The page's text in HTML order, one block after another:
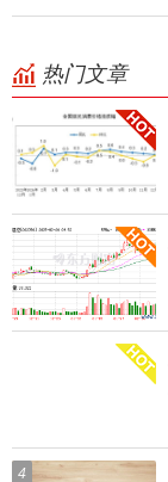
热门文章
4